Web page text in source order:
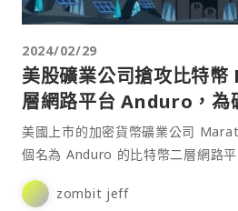
2024/02/29
美股礦業公司搶攻比特幣
層網路平台 Anduro，為
美國上市的加密貨幣礦業公司
個名為 Anduro 的比特幣二層網路
統上部署多條側鏈。⋯
zombit jeff